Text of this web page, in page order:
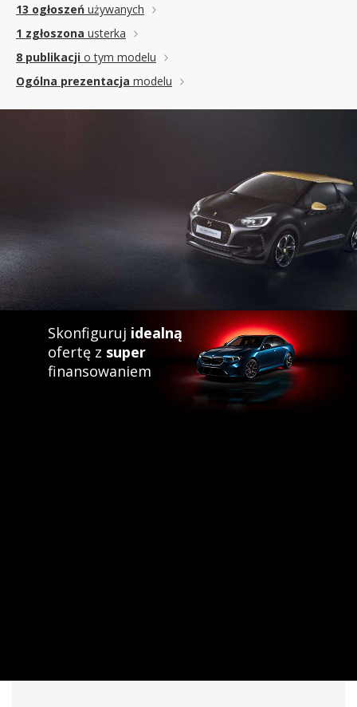
13 ogłoszeń używanych
1 zgłoszona usterka
8 publikacji o tym modelu
Ogólna prezentacja modelu
Skonfiguruj idealną
ofertę z super
finansowaniem